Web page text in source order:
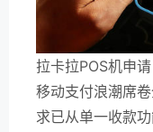
拉卡拉POS机申
移动支付浪潮席
求已从单一收款